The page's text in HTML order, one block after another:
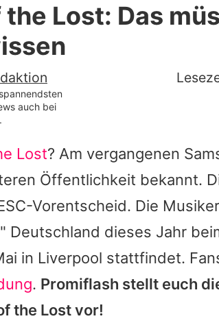
Utiq verwalten
Lost: Das
auch bei
Lost? Am vergangenen
Öffentlichkeit bekannt.
Vorentscheid. Die
Deutschland dieses Jahr
in Liverpool stattfindet.
. Promiflash stellt euch
the Lostvor!